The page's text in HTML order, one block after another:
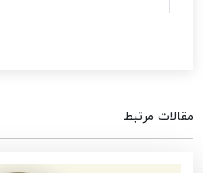
مقالات مرتبط